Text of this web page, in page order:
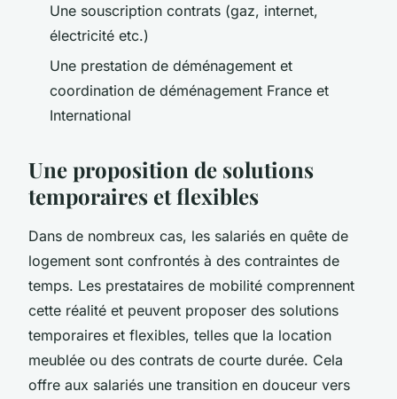
Une souscription contrats (gaz, internet,
électricité etc.)
Une prestation de déménagement et
coordination de déménagement France et
International
Une proposition de solutions
temporaires et flexibles
Dans de nombreux cas, les salariés en quête de
logement sont confrontés à des contraintes de
temps. Les prestataires de mobilité comprennent
cette réalité et peuvent proposer des solutions
temporaires et flexibles, telles que la location
meublée ou des contrats de courte durée. Cela
offre aux salariés une transition en douceur vers